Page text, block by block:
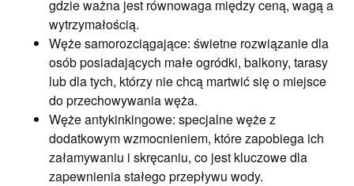
gdzie ważna jest równowaga między ceną, wagą a
wytrzymałością.
Węże samorozciągające: świetne rozwiązanie dla
osób posiadających małe ogródki, balkony, tarasy
lub dla tych, którzy nie chcą martwić się o miejsce
do przechowywania węża.
Węże antykinkingowe: specjalne węże z
dodatkowym wzmocnieniem, które zapobiega ich
załamywaniu i skręcaniu, co jest kluczowe dla
zapewnienia stałego przepływu wody.